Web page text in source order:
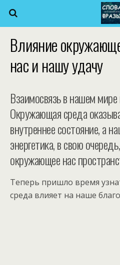
Влияние
нас и нашу удачу
Взаимосвязь в нашем
Окружающая среда
внутреннее состояние, а
энергетика, в свою
окружающее нас
Теперь пришло время
среда влияет на наше